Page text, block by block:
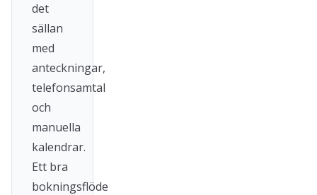
det
sällan
med
anteckningar,
telefonsamtal
och
manuella
kalendrar.
Ett bra
bokningsflöde